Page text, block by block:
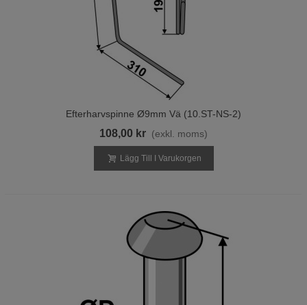
Efterharvspinne Ø9mm Vä (10.ST-NS-2)
108,00 kr (exkl. moms)
Lägg Till I Varukorgen